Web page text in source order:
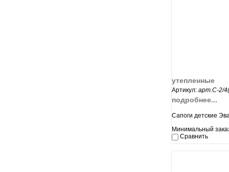
утепленные
Артикул: арт.С-2/
подробнее...
Сапоги детские
Минимальный
Сравнить